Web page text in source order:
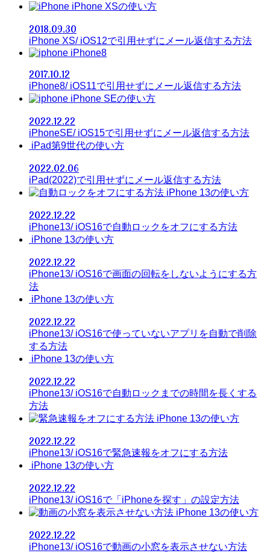
iPhone XSの使い方
2018.09.30
iPhone XS/ iOS12で引用せずにメール返信する方法
iPhone8
2017.10.12
iPhone8/ iOS11で引用せずにメール返信する方法
iPhone SEの使い方
2022.12.22
iPhoneSE/ iOS15で引用せずにメール返信する方法
iPad第9世代の使い方
2022.02.06
iPad(2022)で引用せずにメール返信する方法
iPhone 13の使い方
2022.12.22
iPhone13/ iOS16で自動ロックをオフにする方法
iPhone 13の使い方
2022.12.22
iPhone13/ iOS16で画面の回転をしないようにする方
法
iPhone 13の使い方
2022.12.22
iPhone13/ iOS16で使っていないアプリを自動で削除
する方法
iPhone 13の使い方
2022.12.22
iPhone13/ iOS16で自動ロックまでの時間を長くする
方法
iPhone 13の使い方
2022.12.22
iPhone13/ iOS16で緊急速報をオフにする方法
iPhone 13の使い方
2022.12.22
iPhone13/ iOS16で「iPhoneを探す」の設定方法
iPhone 13の使い方
2022.12.22
iPhone13/ iOS16で動画の小窓を表示させない方法